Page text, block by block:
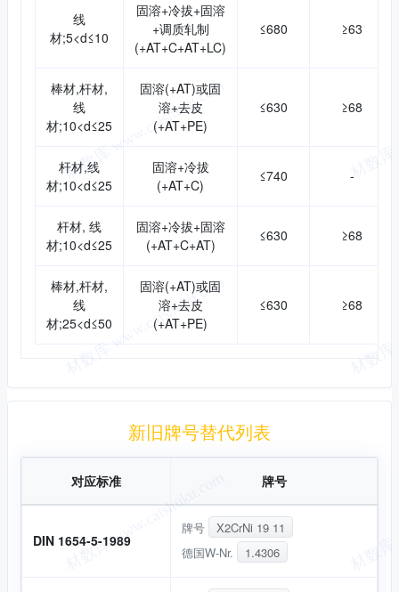
线
材;5<d≤10
固溶+冷拔+固溶
+调质轧制
(+AT+C+AT+LC)
≤680 ≥63
棒材,杆材,
线
材;10<d≤25
固溶(+AT)或固
溶+去皮
(+AT+PE)
≤630 ≥68
杆材,线
材;10<d≤25
固溶+冷拔
(+AT+C)
≤740 -
杆材, 线
材;10<d≤25
固溶+冷拔+固溶
(+AT+C+AT)
≤630 ≥68
棒材,杆材,
线
材;25<d≤50
固溶(+AT)或固
溶+去皮
(+AT+PE)
≤630 ≥68
新旧牌号替代列表
对应标准 牌号
DIN 1654-5-1989
牌号
X2CrNi 19 11
德国W-Nr.
1.4306